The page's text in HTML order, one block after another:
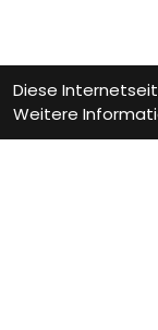
Diese
Weitere